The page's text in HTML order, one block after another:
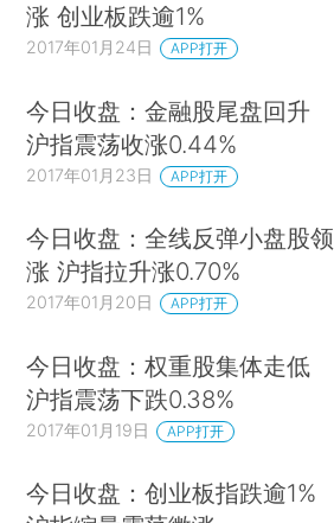
涨 创业板跌逾1%
2017年01月24日 APP打开
今日收盘：金融股尾盘回升
沪指震荡收涨0.44%
2017年01月23日 APP打开
今日收盘：全线反弹小盘股领
涨 沪指拉升涨0.70%
2017年01月20日 APP打开
今日收盘：权重股集体走低
沪指震荡下跌0.38%
2017年01月19日 APP打开
今日收盘：创业板指跌逾1%